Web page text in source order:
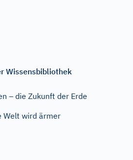
Wissensbibliothek
– die Zukunft der Erde
Welt wird ärmer